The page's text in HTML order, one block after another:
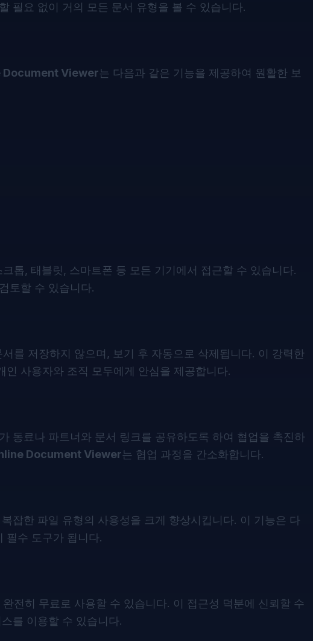
필요 없이 거의 모든 문서 유형을 볼 수 있습니다.
Document Viewer는 다음과 같은 기능을 제공하여 원활한 보
크톱, 태블릿, 스마트폰 등 모든 기기에서 접근할 수 있습니다.
토할 수 있습니다.
서를 저장하지 않으며, 보기 후 자동으로 삭제됩니다. 이 강력한
사용자와 조직 모두에게 안심을 제공합니다.
동료나 파트너와 문서 링크를 공유하도록 하여 협업을 촉진하
Document Viewer는 협업 과정을 간소화합니다.
잡한 파일 유형의 사용성을 크게 향상시킵니다. 이 기능은 다
필수 도구가 됩니다.
전히 무료로 사용할 수 있습니다. 이 접근성 덕분에 신뢰할 수
를 이용할 수 있습니다.